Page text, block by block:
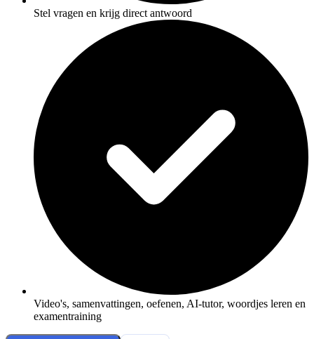
Stel vragen en krijg direct antwoord
Video's, samenvattingen, oefenen, AI-tutor, woordjes leren en
examentraining